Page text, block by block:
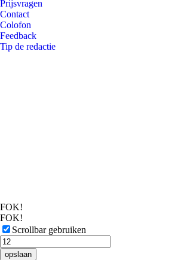
Prijsvragen
Contact
Colofon
Feedback
Tip de redactie
FOK!
FOK!
Scrollbar gebruiken
opslaan